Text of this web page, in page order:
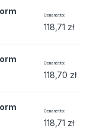
(100) quantity
Cena netto
118,71 zł
quantity
Cena netto
118,70 zł
quantity
Cena netto
118,71 zł